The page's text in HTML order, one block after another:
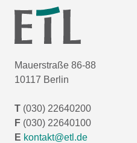
Mauerstraße 86-88
10117 Berlin
T (030) 22640200
F (030) 22640100
E kontakt@etl.de